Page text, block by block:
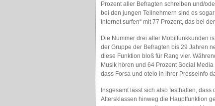
Prozent aller Befragten schreiben und/
bei den jungen Teilnehmern sind es
Internet surfen“ mit 77 Prozent, das bei
Die Nummer drei aller Mobilfunkkunden
der Gruppe der Befragten bis 29 Jahren
diese Funktion bloß für Rang vier.
Musik hören und 64 Prozent Social
dass Forsa und otelo in ihrer Presseinfo
Insgesamt lässt sich also festhalten,
Altersklassen hinweg die Hauptfunktion